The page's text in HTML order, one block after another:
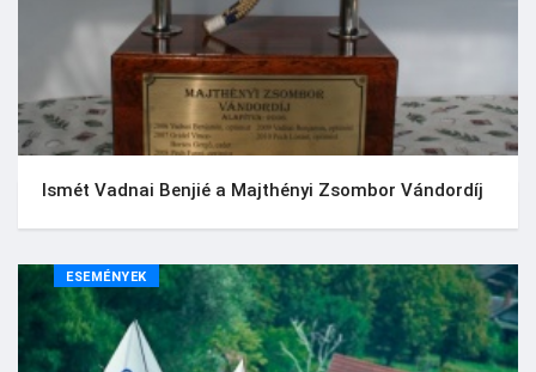
Ismét Vadnai Benjié a Majthényi Zsombor Vándordíj
ESEMÉNYEK